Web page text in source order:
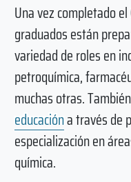
Una vez completado el
graduados están
variedad de roles en
petroquímica,
muchas otras.
educacióna través de
especialización en
química.